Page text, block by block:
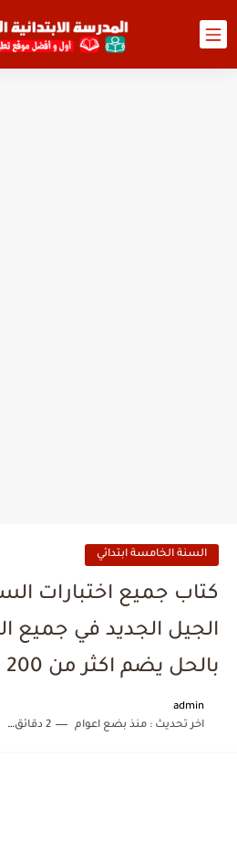
السنة الخامسة ابتدائي
الجيل الجديد في جميع
بالحل يضم اكثر من 200 صفحة
admin
اخر تحديث :منذ بضع اعوام 2 دقائق للقراءة